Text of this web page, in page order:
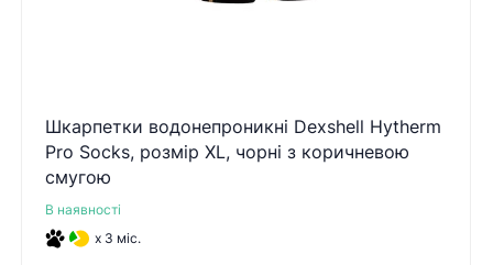
Шкарпетки водонепроникні Dexshell Hytherm
Pro Socks, розмір XL, чорні з коричневою
смугою
В наявності
x 3 міс.